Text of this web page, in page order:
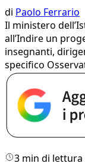
di Paolo Ferrario
Il ministero
all’Indire un
insegnanti,
specifico
3 min di lettura